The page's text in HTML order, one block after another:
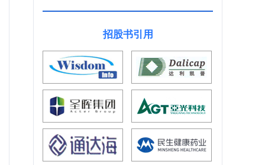
招股书引用